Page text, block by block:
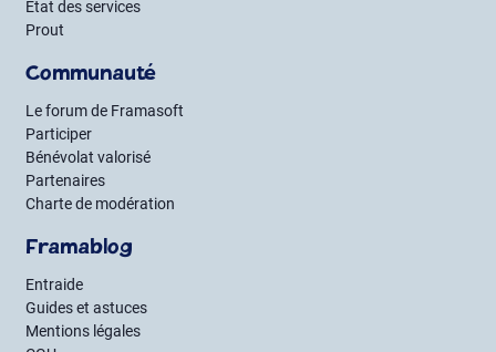
État des services
Prout
Communauté
Le forum de Framasoft
Participer
Bénévolat valorisé
Partenaires
Charte de modération
Framablog
Entraide
Guides et astuces
Mentions légales